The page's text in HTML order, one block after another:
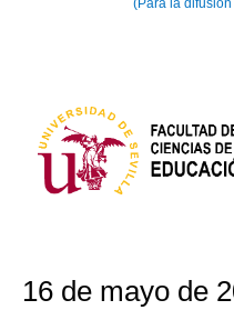
(Para la
16 de mayo de